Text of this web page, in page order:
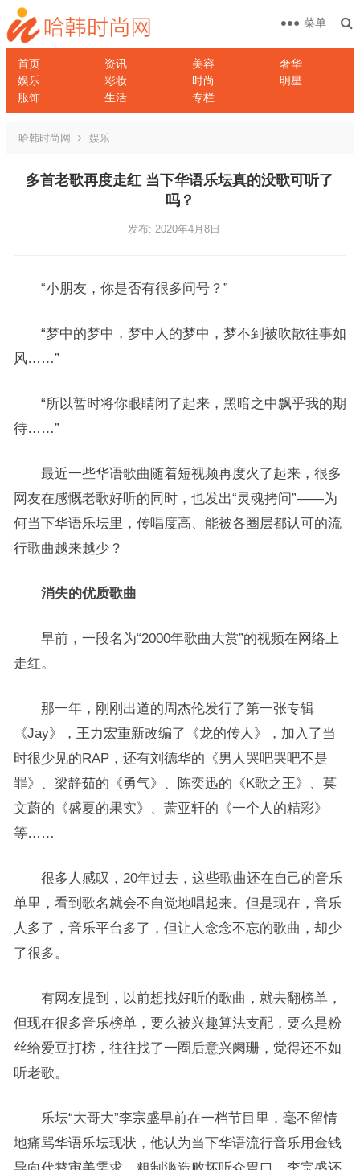
首页 资讯 美容
奢华
娱乐
彩妆 时尚
明星
服饰
生活 专栏
菜单
哈韩时尚网 娱乐
多首老歌再度走红 当下华语乐坛真的没歌可听了
吗？
发布: 2020年4月8日
“小朋友，你是否有很多问号？”
“梦中的梦中，梦中人的梦中，梦不到被吹散往事如
风……”
“所以暂时将你眼睛闭了起来，黑暗之中飘乎我的期
待……”
最近一些华语歌曲随着短视频再度火了起来，很多
网友在感慨老歌好听的同时，也发出“灵魂拷问”——为
何当下华语乐坛里，传唱度高、能被各圈层都认可的流
行歌曲越来越少？
消失的优质歌曲
早前，一段名为“2000年歌曲大赏”的视频在网络上
走红。
那一年，刚刚出道的周杰伦发行了第一张专辑
《Jay》，王力宏重新改编了《龙的传人》，加入了当
时很少见的RAP，还有刘德华的《男人哭吧哭吧不是
罪》、梁静茹的《勇气》、陈奕迅的《K歌之王》、莫
文蔚的《盛夏的果实》、萧亚轩的《一个人的精彩》
等……
很多人感叹，20年过去，这些歌曲还在自己的音乐
单里，看到歌名就会不自觉地唱起来。但是现在，音乐
人多了，音乐平台多了，但让人念念不忘的歌曲，却少
了很多。
有网友提到，以前想找好听的歌曲，就去翻榜单，
但现在很多音乐榜单，要么被兴趣算法支配，要么是粉
丝给爱豆打榜，往往找了一圈后意兴阑珊，觉得还不如
听老歌。
乐坛“大哥大”李宗盛早前在一档节目里，毫不留情
地痛骂华语乐坛现状，他认为当下华语流行音乐用金钱